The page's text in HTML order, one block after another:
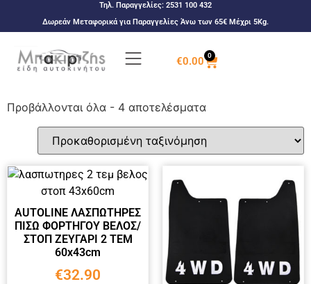
Τηλ. Παραγγελίες: 2531 100 432
Δωρεάν Μεταφορικά για Παραγγελίες Άνω των 65€ Μέχρι 5Kg.
€0.00 0
Προβάλλονται όλα - 4 αποτελέσματα
AUTOLINE ΛΑΣΠΩΤΗΡΕΣ
ΠΙΣΩ ΦΟΡΤΗΓΟΥ ΒΕΛΟΣ/
ΣΤΟΠ ΖΕΥΓΑΡΙ 2 ΤΕΜ
60x43cm
€32.90